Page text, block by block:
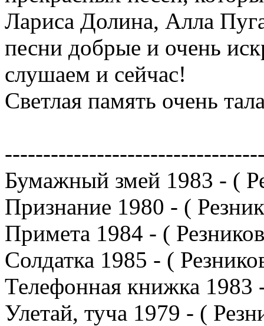
Лариса Долина, Алла
песни добрые и очень
слушаем и сейчас!
Светлая память очень
Бумажный змей 1983 - (
Признание 1980 - (
Примета 1984 - (
Солдатка 1985 - (
Телефонная книжка 1983
Улетай, туча 1979 - (